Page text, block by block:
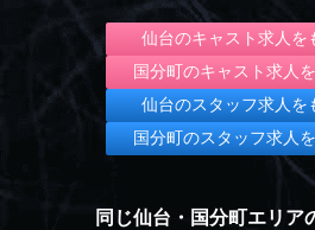
仙台のキャスト求人を
国分町のキャスト求人
仙台のスタッフ求人を
国分町のスタッフ求人
同じ仙台・国分町エリア